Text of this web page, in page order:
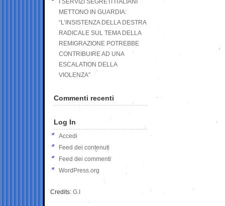
I SERVIZI SEGRETI ITALIANI
METTONO IN GUARDIA:
“L’INSISTENZA DELLA DESTRA
RADICALE SUL TEMA DELLA
REMIGRAZIONE POTREBBE
CONTRIBUIRE AD UNA
ESCALATION DELLA
VIOLENZA”
Commenti recenti
Log In
Accedi
Feed dei contenuti
Feed dei commenti
WordPress.org
Credits: G.I